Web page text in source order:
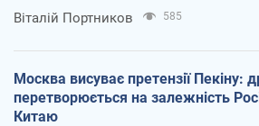
Віталій Портников 585
Москва висуває претензії Пекіну:
перетворюється на залежність
Китаю